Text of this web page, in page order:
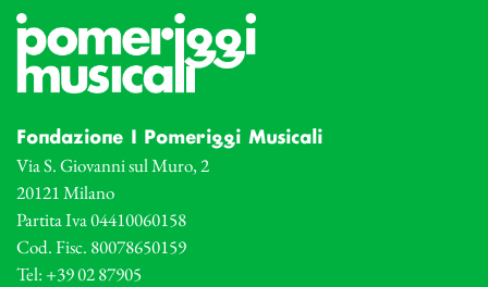
Fondazione I Pomeriggi Musicali
Via S. Giovanni sul Muro, 2
20121 Milano
Partita Iva 04410060158
Cod. Fisc. 80078650159
Tel: +39 02 87905